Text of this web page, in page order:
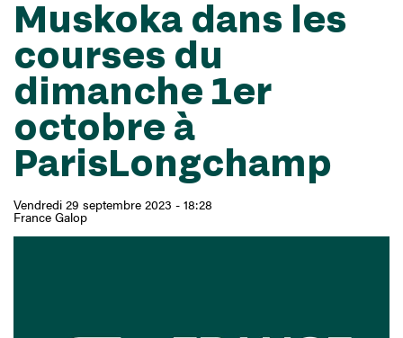
Muskoka dans les
courses du
dimanche 1er
octobre à
ParisLongchamp
Vendredi 29 septembre 2023 - 18:28
France Galop